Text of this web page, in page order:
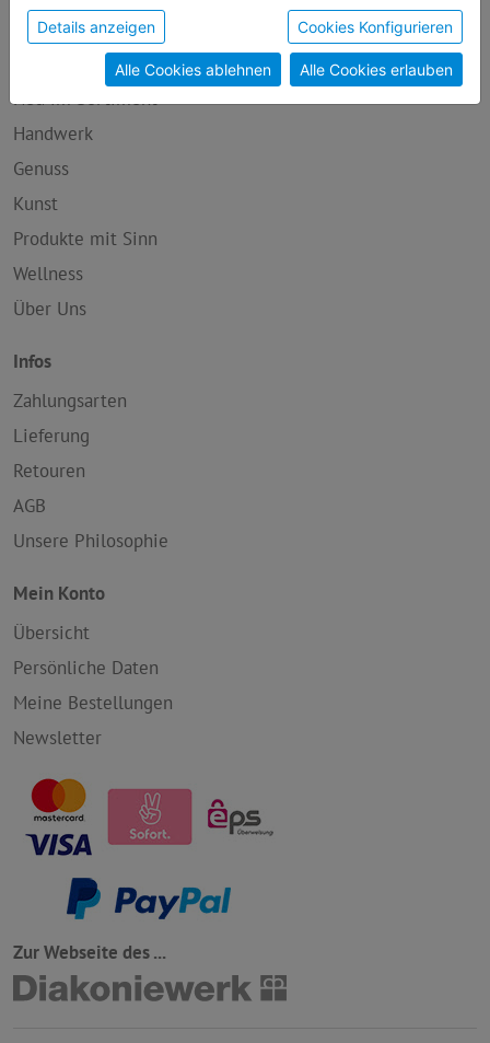
Produktkategorien
Neu im Sortiment
Handwerk
Genuss
Kunst
Produkte mit Sinn
Wellness
Über Uns
Infos
Zahlungsarten
Lieferung
Retouren
AGB
Unsere Philosophie
Mein Konto
Übersicht
Persönliche Daten
Meine Bestellungen
Newsletter
Zur Webseite des ...
sie unsere Webseite weiter nutzen, geben Sie
Einwilligung zu unseren Cookies.
Details anzeigen Cookies Konfigurieren
Alle Cookies ablehnen Alle Cookies erlauben